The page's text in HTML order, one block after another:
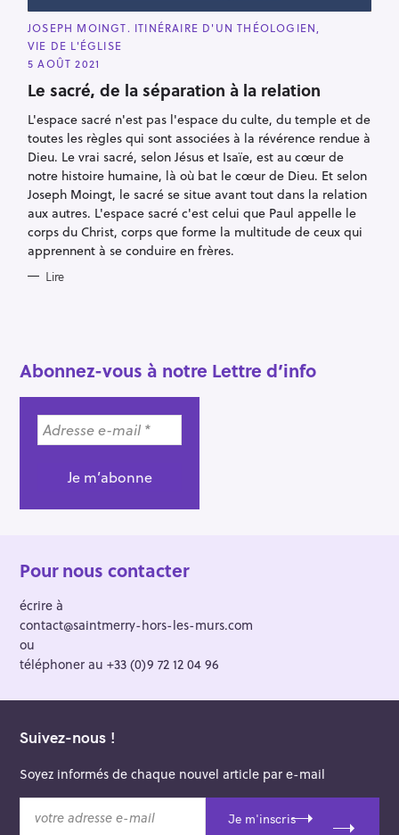
C
A
T
E
G
O
R
E
S
JOSEPH MOINGT. ITINÉRAIRE D'UN THÉOLOGIEN
VIE DE L'ÉGLISE
5 AOÛT 2021
Le sacré, de la séparation à la relation
L'espace sacré n'est pas l'espace du culte, du temple et de
toutes les règles qui sont associées à la révérence rendue à
Dieu. Le vrai sacré, selon Jésus et Isaïe, est au cœur de
notre histoire humaine, là où bat le cœur de Dieu. Et selon
Joseph Moingt, le sacré se situe avant tout dans la relation
aux autres. L'espace sacré c'est celui que Paul appelle le
corps du Christ, corps que forme la multitude de ceux qui
apprennent à se conduire en frères.
Lire
Abonnez-vous à notre Lettre d’info
Pour nous contacter
écrire à
contact@saintmerry-hors-les-murs.com
ou
téléphoner au +33 (0)9 72 12 04 96
Suivez-nous !
Soyez informés de chaque nouvel article par e-mail
Je m'inscris
R
e
c
h
e
r
c
h
e
r